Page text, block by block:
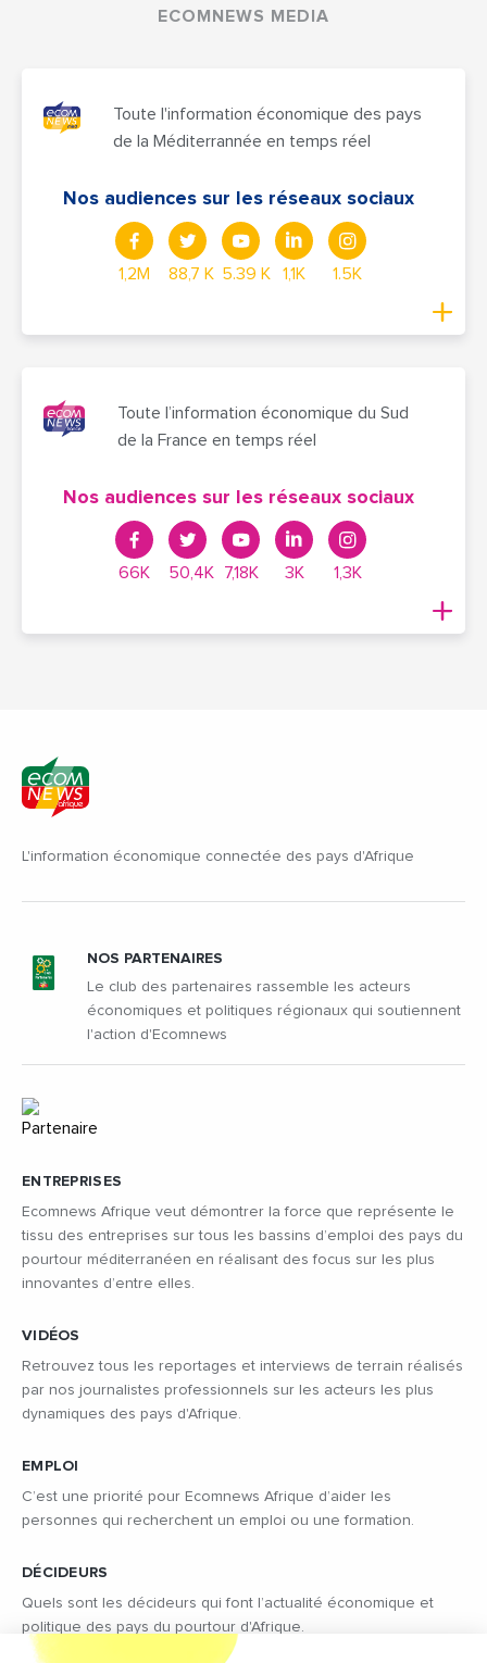
ECOMNEWS MEDIA
Toute l'information économique des pays
de la Méditerrannée en temps réel
Nos audiences sur les réseaux sociaux
1,2M 88,7 K 5.39 K 1,1K 1.5K
Toute l’information économique du Sud
de la France en temps réel
Nos audiences sur les réseaux sociaux
66K 50,4K 7,18K 3K 1,3K
L'information économique connectée des pays d'Afrique
ENTREPRISES
Ecomnews Afrique veut démontrer la force que représente le
tissu des entreprises sur tous les bassins d’emploi des pays du
pourtour méditerranéen en réalisant des focus sur les plus
innovantes d’entre elles.
VIDÉOS
Retrouvez tous les reportages et interviews de terrain réalisés
par nos journalistes professionnels sur les acteurs les plus
dynamiques des pays d'Afrique.
EMPLOI
C’est une priorité pour Ecomnews Afrique d’aider les
personnes qui recherchent un emploi ou une formation.
DÉCIDEURS
Quels sont les décideurs qui font l’actualité économique et
politique des pays du pourtour d'Afrique.
NOS PARTENAIRES
Le club des partenaires rassemble les acteurs
économiques et politiques régionaux qui soutiennent
l'action d'Ecomnews